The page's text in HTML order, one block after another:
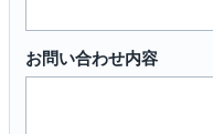
お問い合わせ内容